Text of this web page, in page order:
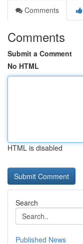
Comments
Comments
Submit a Comment
No HTML
HTML is disabled
Search
Published News